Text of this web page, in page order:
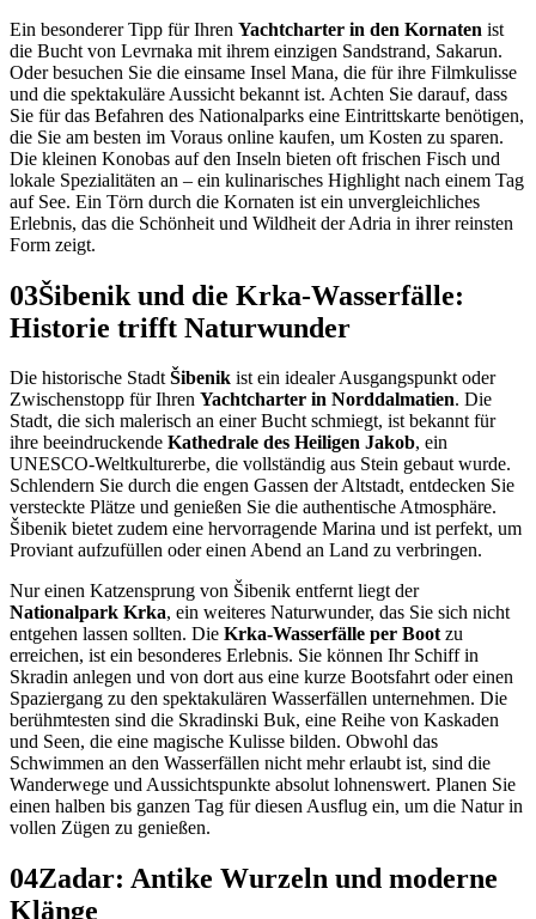
Ein besonderer Tipp für Ihren Yachtcharter in den Kornaten ist
die Bucht von Levrnaka mit ihrem einzigen Sandstrand, Sakarun.
Oder besuchen Sie die einsame Insel Mana, die für ihre Filmkulisse
und die spektakuläre Aussicht bekannt ist. Achten Sie darauf, dass
Sie für das Befahren des Nationalparks eine Eintrittskarte benötigen,
die Sie am besten im Voraus online kaufen, um Kosten zu sparen.
Die kleinen Konobas auf den Inseln bieten oft frischen Fisch und
lokale Spezialitäten an – ein kulinarisches Highlight nach einem Tag
auf See. Ein Törn durch die Kornaten ist ein unvergleichliches
Erlebnis, das die Schönheit und Wildheit der Adria in ihrer reinsten
Form zeigt.
03Šibenik und die Krka-Wasserfälle:
Historie trifft Naturwunder
Die historische StadtŠibenik ist ein idealer Ausgangspunkt oder
Zwischenstopp für Ihren Yachtcharter in Norddalmatien. Die
Stadt, die sich malerisch an einer Bucht schmiegt, ist bekannt für
ihre beeindruckende Kathedrale des Heiligen Jakob, ein
UNESCO-Weltkulturerbe, die vollständig aus Stein gebaut wurde.
Schlendern Sie durch die engen Gassen der Altstadt, entdecken Sie
versteckte Plätze und genießen Sie die authentische Atmosphäre.
Šibenik bietet zudem eine hervorragende Marina und ist perfekt, um
Proviant aufzufüllen oder einen Abend an Land zu verbringen.
Nur einen Katzensprung von Šibenik entfernt liegt der
Nationalpark Krka, ein weiteres Naturwunder, das Sie sich nicht
entgehen lassen sollten. Die Krka-Wasserfälle per Bootzu
erreichen, ist ein besonderes Erlebnis. Sie können Ihr Schiff in
Skradin anlegen und von dort aus eine kurze Bootsfahrt oder einen
Spaziergang zu den spektakulären Wasserfällen unternehmen. Die
berühmtesten sind die Skradinski Buk, eine Reihe von Kaskaden
und Seen, die eine magische Kulisse bilden. Obwohl das
Schwimmen an den Wasserfällen nicht mehr erlaubt ist, sind die
Wanderwege und Aussichtspunkte absolut lohnenswert. Planen Sie
einen halben bis ganzen Tag für diesen Ausflug ein, um die Natur in
vollen Zügen zu genießen.
04Zadar: Antike Wurzeln und moderne
Klänge